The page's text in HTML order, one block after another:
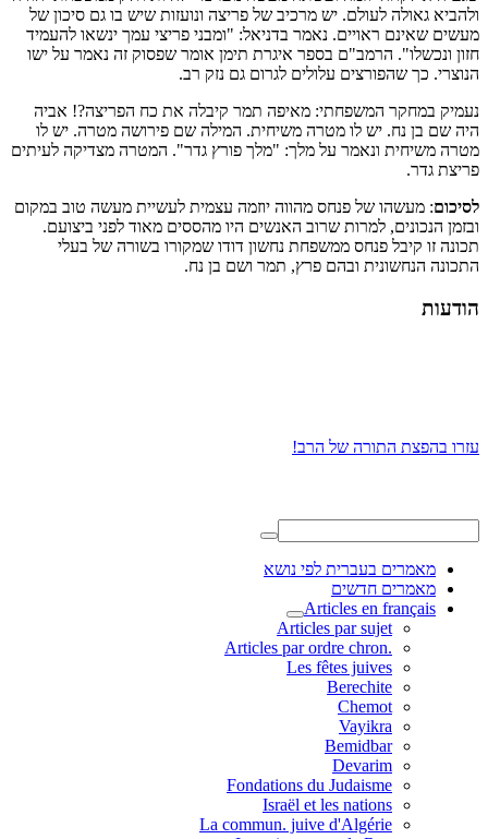
ולהביא גאולה לעולם. יש מרכיב של פריצה ונועזות שיש בו גם סיכון של
מעשים שאינם ראויים. נאמר בדניאל: "ומבני פריצי עמך ינשאו להעמיד
חזון ונכשלו". הרמב"ם בספר איגרת תימן אומר שפסוק זה נאמר על ישו
הנוצרי. כך שהפורצים עלולים לגרום גם נזק רב.
נעמיק במחקר המשפחתי: מאיפה תמר קיבלה את כח הפריצה?! אביה
היה שם בן נח. יש לו מטרה משיחית. המילה שם פירושה מטרה. יש לו
מטרה משיחית ונאמר על מלך: "מלך פורץ גדר". המטרה מצדיקה לעיתים
פריצת גדר.
לסיכום: מעשהו של פנחס מהווה יוזמה עצמית לעשיית מעשה טוב במקום
ובזמן הנכונים, למרות שרוב האנשים היו מהססים מאוד לפני ביצועם.
תכונה זו קיבל פנחס ממשפחת נחשון דודו שמקורו בשורה של בעלי
התכונה הנחשונית ובהם פרץ, תמר ושם בן נח.
הודעות
עזרו בהפצת התורה של הרב!
מאמרים בעברית לפי נושא
מאמרים חדשים
Articles en français
Articles par sujet
.Articles par ordre chron
Les fêtes juives
Berechite
Chemot
Vayikra
Bemidbar
Devarim
Fondations du Judaisme
Israël et les nations
La commun. juive d'Algérie